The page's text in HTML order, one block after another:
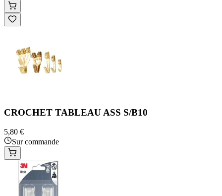
CROCHET TABLEAU ASS S/B10
5,80 €
Sur commande